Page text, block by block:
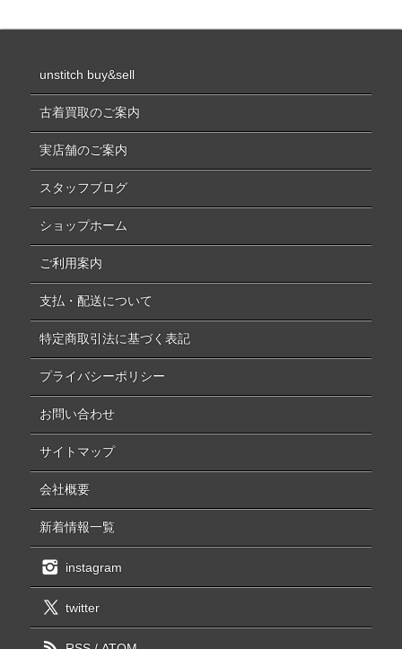
unstitch buy&sell
古着買取のご案内
実店舗のご案内
スタッフブログ
ショップホーム
ご利用案内
支払・配送について
特定商取引法に基づく表記
プライバシーポリシー
お問い合わせ
サイトマップ
会社概要
新着情報一覧
instagram
twitter